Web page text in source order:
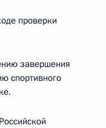
проверки
завершения
спортивного